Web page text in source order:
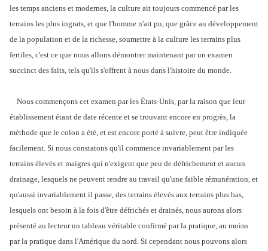
les temps anciens et modernes, la culture ait toujours commencé par les
terrains les plus ingrats, et que l'homme n'ait pu, que grâce au développement
de la population et de la richesse, soumettre à la culture les terrains plus
fertiles, c'est ce que nous allons démontrer maintenant par un examen
succinct des faits, tels qu'ils s'offrent à nous dans l'histoire du monde.
Nous commençons cet examen par les États-Unis, par la raison que leur
établissement étant de date récente et se trouvant encore en progrès, la
méthode que le colon a été, et est encore porté à suivre, peut être indiquée
facilement. Si nous constatons qu'il commence invariablement par les
terrains élevés et maigres qui n'exigent que peu de défrichement et aucun
drainage, lesquels ne peuvent rendre au travail qu'une faible rémunération, et
qu'aussi invariablement il passe, des terrains élevés aux terrains plus bas,
lesquels ont besoin à la fois d'être défrichés et drainés, nous aurons alors
présenté au lecteur un tableau véritable confirmé par la pratique, au moins
par la pratique dans l'Amérique du nord. Si cependant nous pouvons alors